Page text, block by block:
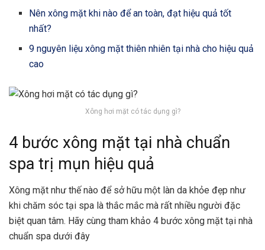
Nên xông mặt khi nào để an toàn, đạt hiệu quả tốt
nhất?
9 nguyên liệu xông mặt thiên nhiên tại nhà cho hiệu quả
cao
Xông hơi mặt có tác dụng gì?
4 bước xông mặt tại nhà chuẩn
spa trị mụn hiệu quả
Xông mặt như thế nào để sở hữu một làn da khỏe đẹp như
khi chăm sóc tại spa là thắc mắc mà rất nhiều người đặc
biệt quan tâm. Hãy cùng tham khảo 4 bước xông mặt tại nhà
chuẩn spa dưới đây